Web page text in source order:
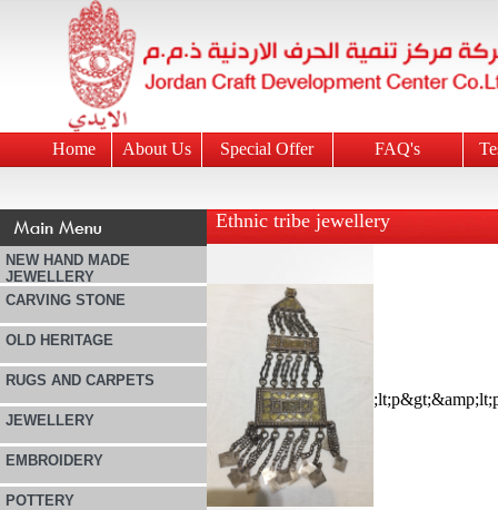
Home About Us Special Offer FAQ's
NEW HAND MADE
JEWELLERY
CARVING STONE
OLD HERITAGE
RUGS AND CARPETS
JEWELLERY
EMBROIDERY
POTTERY
Ethnic tribe jewellery